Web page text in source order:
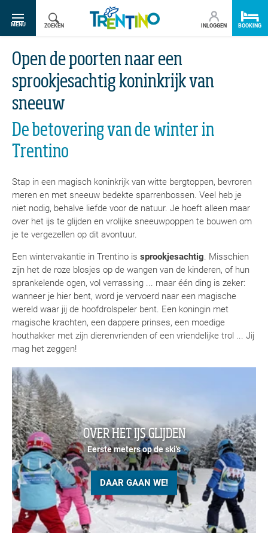
SR.TOGGLE-NAVIGATION
MENU
ZOEKEN INLOGGEN BOOKING
Open de poorten naar een
sprookjesachtig koninkrijk van
sneeuw
De betovering van de winter in
Trentino
Stap in een magisch koninkrijk van witte bergtoppen, bevroren
meren en met sneeuw bedekte sparrenbossen. Veel heb je
niet nodig, behalve liefde voor de natuur. Je hoeft alleen maar
over het ijs te glijden en vrolijke sneeuwpoppen te bouwen om
je te vergezellen op dit avontuur.
Een wintervakantie in Trentino is sprookjesachtig . Misschien
zijn het de roze blosjes op de wangen van de kinderen, of hun
sprankelende ogen, vol verrassing ... maar één ding is zeker:
wanneer je hier bent, word je vervoerd naar een magische
wereld waar jij de hoofdrolspeler bent. Een koningin met
magische krachten, een dappere prinses, een moedige
houthakker met zijn dierenvrienden of een vriendelijke trol ... Jij
mag het zeggen!
OVER HET IJS GLIJDEN
Eerste meters op de ski's
DAAR GAAN WE!